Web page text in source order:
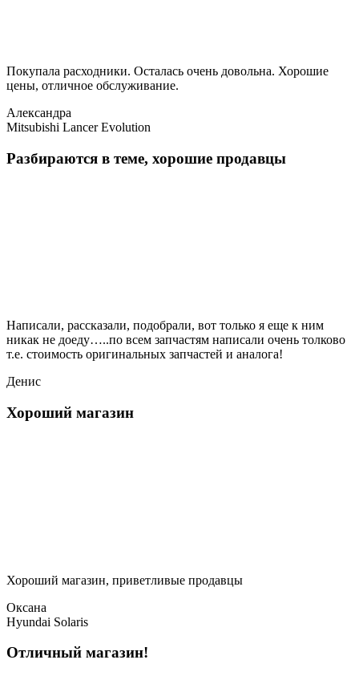
Покупала расходники. Осталась очень довольна. Хорошие
цены, отличное обслуживание.
Александра
Mitsubishi Lancer Evolution
Разбираются в теме, хорошие продавцы
Написали, рассказали, подобрали, вот только я еще к ним
никак не доеду…..по всем запчастям написали очень толково
т.е. стоимость оригинальных запчастей и аналога!
Денис
Хороший магазин
Хороший магазин, приветливые продавцы
Оксана
Hyundai Solaris
Отличный магазин!